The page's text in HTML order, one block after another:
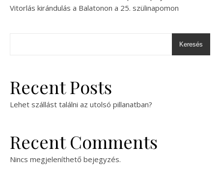
Vitorlás kirándulás a Balatonon a 25. szülinapomon
Keresés
Recent Posts
Lehet szállást találni az utolsó pillanatban?
Recent Comments
Nincs megjeleníthető bejegyzés.